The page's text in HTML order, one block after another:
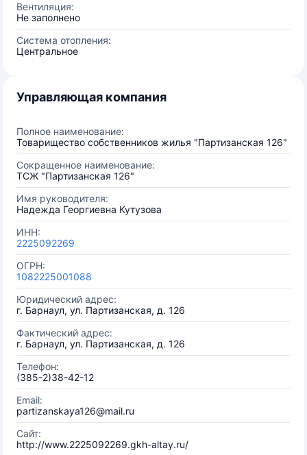
Вентиляция:
Не заполнено
Система отопления:
Центральное
Управляющая компания
Полное наименование:
Товарищество собственников жилья "Партизанская 126"
Сокращенное наименование:
ТСЖ "Партизанская 126"
Имя руководителя:
Надежда Георгиевна Кутузова
ИНН:
2225092269
ОГРН:
1082225001088
Юридический адрес:
г. Барнаул, ул. Партизанская, д. 126
Фактический адрес:
г. Барнаул, ул. Партизанская, д. 126
Телефон:
(385-2)38-42-12
Email:
partizanskaya126@mail.ru
Сайт:
http://www.2225092269.gkh-altay.ru/